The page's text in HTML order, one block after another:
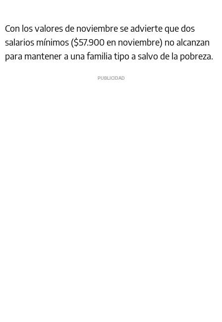
Con los valores de noviembre se advierte que dos
salarios mínimos ($57.900 en noviembre) no alcanzan
para mantener a una familia tipo a salvo de la pobreza.